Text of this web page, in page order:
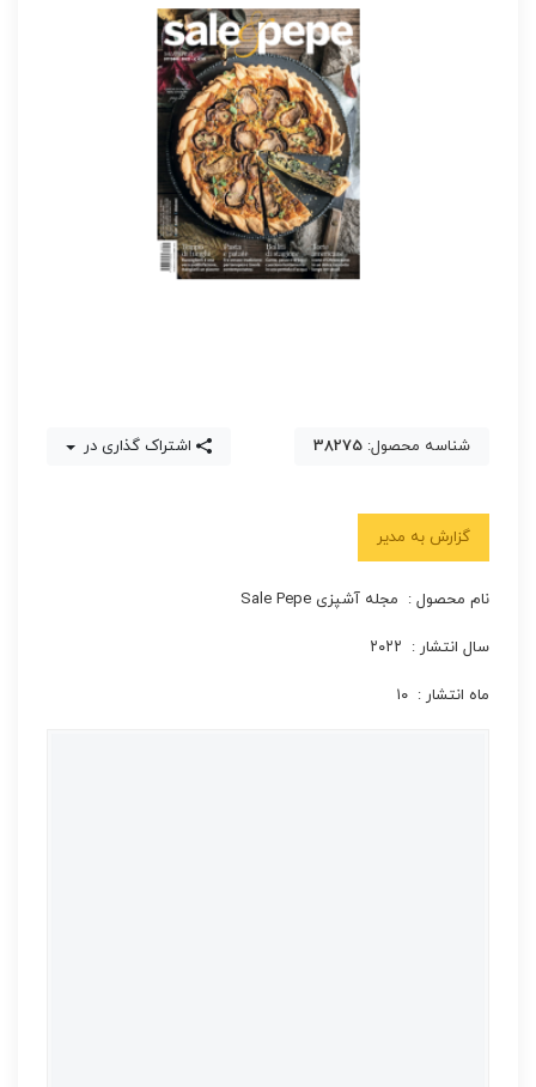
شناسه محصول: 38275 اشتراک گذاری در
گزارش به مدیر
نام محصول : مجله آشپزی Sale Pepe
سال انتشار : ۲۰۲۲
ماه انتشار : ۱۰